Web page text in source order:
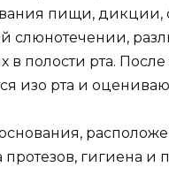
пищи, дикции,
слюнотечении,
полости рта. После
изо рта и
основания,
гигиена и